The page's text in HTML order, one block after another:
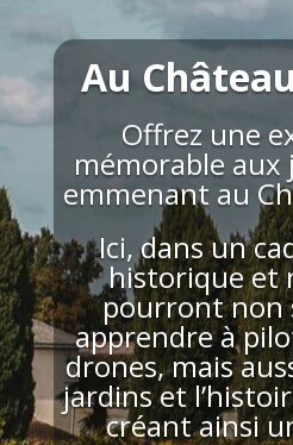
Au
Offrez une
mémorable aux
emmenant au
Ici, dans un
historique et
pourront non
apprendre à
drones, mais
jardins et
créant ainsi